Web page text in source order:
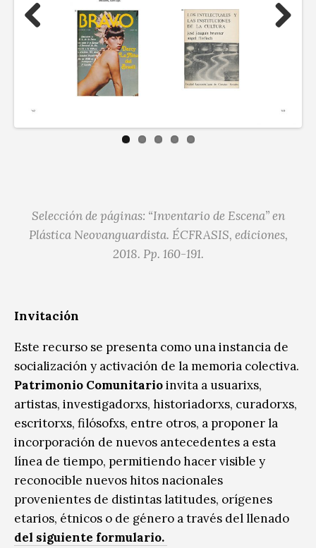
Selección de páginas: “Inventario de Escena” en
Plástica Neovanguardista. ÉCFRASIS, ediciones,
2018. Pp. 160-191.
Invitación
Este recurso se presenta como una instancia de
socialización y activación de la memoria colectiva.
Patrimonio Comunitarioinvita a usuarixs,
artistas, investigadorxs, historiadorxs, curadorxs,
escritorxs, filósofxs, entre otros, a proponer la
incorporación de nuevos antecedentes a esta
línea de tiempo, permitiendo hacer visible y
reconocible nuevos hitos nacionales
provenientes de distintas latitudes, orígenes
etarios, étnicos o de género a través del llenado
del siguiente formulario.